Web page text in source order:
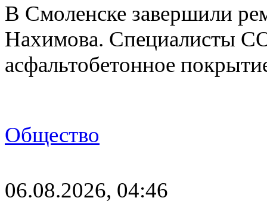
В Смоленске завершили
Нахимова. Специалисты
асфальтобетонное
Общество
06.08.2026, 04:46